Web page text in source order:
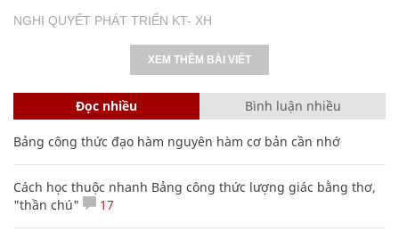
NGHỊ QUYẾT PHÁT TRIỂN KT- XH
XEM THÊM BÀI VIẾT
Đọc nhiều Bình luận nhiều
Bảng công thức đạo hàm nguyên hàm cơ bản cần nhớ
Cách học thuộc nhanh Bảng công thức lượng giác bằng thơ,
"thần chú"
17